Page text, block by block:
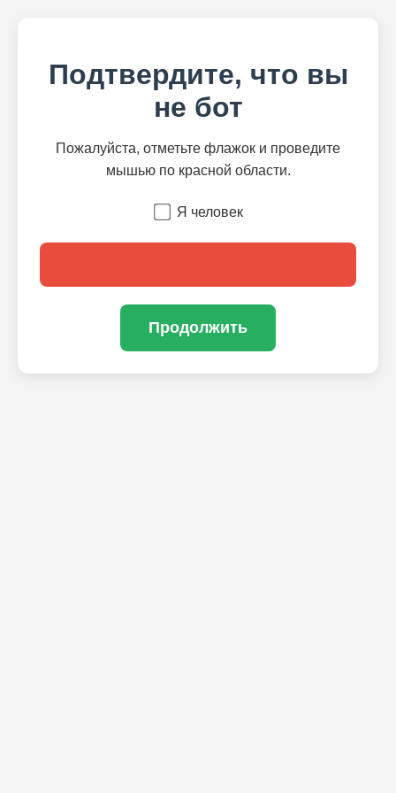
Подтвердите, что вы
не бот
Пожалуйста, отметьте флажок и проведите
мышью по красной области.
Я человек
Продолжить